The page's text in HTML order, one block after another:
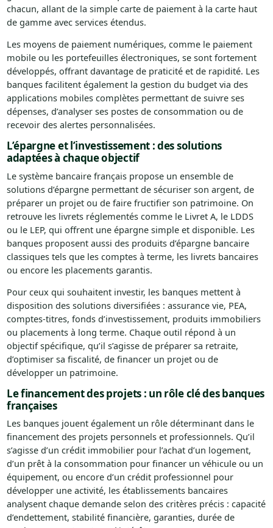
chacun, allant de la simple carte de paiement à la carte haut
de gamme avec services étendus.
Les moyens de paiement numériques, comme le paiement
mobile ou les portefeuilles électroniques, se sont fortement
développés, offrant davantage de praticité et de rapidité. Les
banques facilitent également la gestion du budget via des
applications mobiles complètes permettant de suivre ses
dépenses, d’analyser ses postes de consommation ou de
recevoir des alertes personnalisées.
L’épargne et l’investissement : des solutions
adaptées à chaque objectif
Le système bancaire français propose un ensemble de
solutions d’épargne permettant de sécuriser son argent, de
préparer un projet ou de faire fructifier son patrimoine. On
retrouve les livrets réglementés comme le Livret A, le LDDS
ou le LEP, qui offrent une épargne simple et disponible. Les
banques proposent aussi des produits d’épargne bancaire
classiques tels que les comptes à terme, les livrets bancaires
ou encore les placements garantis.
Pour ceux qui souhaitent investir, les banques mettent à
disposition des solutions diversifiées : assurance vie, PEA,
comptes-titres, fonds d’investissement, produits immobiliers
ou placements à long terme. Chaque outil répond à un
objectif spécifique, qu’il s’agisse de préparer sa retraite,
d’optimiser sa fiscalité, de financer un projet ou de
développer un patrimoine.
Le financement des projets : un rôle clé des banques
françaises
Les banques jouent également un rôle déterminant dans le
financement des projets personnels et professionnels. Qu’il
s’agisse d’un crédit immobilier pour l’achat d’un logement,
d’un prêt à la consommation pour financer un véhicule ou un
équipement, ou encore d’un crédit professionnel pour
développer une activité, les établissements bancaires
analysent chaque demande selon des critères précis : capacité
d’endettement, stabilité financière, garanties, durée de